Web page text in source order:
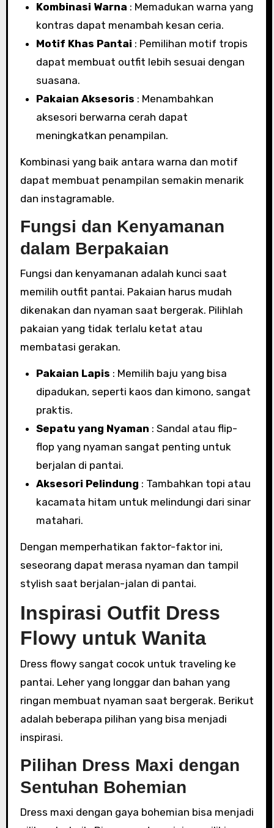
Kombinasi Warna : Memadukan warna yang
kontras dapat menambah kesan ceria.
Motif Khas Pantai : Pemilihan motif tropis
dapat membuat outfit lebih sesuai dengan
suasana.
Pakaian Aksesoris : Menambahkan
aksesori berwarna cerah dapat
meningkatkan penampilan.
Kombinasi yang baik antara warna dan motif
dapat membuat penampilan semakin menarik
dan instagramable.
Fungsi dan Kenyamanan
dalam Berpakaian
Fungsi dan kenyamanan adalah kunci saat
memilih outfit pantai. Pakaian harus mudah
dikenakan dan nyaman saat bergerak. Pilihlah
pakaian yang tidak terlalu ketat atau
membatasi gerakan.
Pakaian Lapis : Memilih baju yang bisa
dipadukan, seperti kaos dan kimono, sangat
praktis.
Sepatu yang Nyaman : Sandal atau flip-
flop yang nyaman sangat penting untuk
berjalan di pantai.
Aksesori Pelindung : Tambahkan topi atau
kacamata hitam untuk melindungi dari sinar
matahari.
Dengan memperhatikan faktor-faktor ini,
seseorang dapat merasa nyaman dan tampil
stylish saat berjalan-jalan di pantai.
Inspirasi Outfit Dress
Flowy untuk Wanita
Dress flowy sangat cocok untuk traveling ke
pantai. Leher yang longgar dan bahan yang
ringan membuat nyaman saat bergerak. Berikut
adalah beberapa pilihan yang bisa menjadi
inspirasi.
Pilihan Dress Maxi dengan
Sentuhan Bohemian
Dress maxi dengan gaya bohemian bisa menjadi